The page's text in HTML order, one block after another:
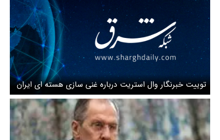
توییت خبرنگار وال استریت درباره غنی سازی هسته ای ایران